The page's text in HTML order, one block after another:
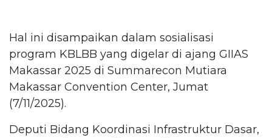
Hal ini disampaikan dalam sosialisasi
program KBLBB yang digelar di ajang GIIAS
Makassar 2025 di Summarecon Mutiara
Makassar Convention Center, Jumat
(7/11/2025).
Deputi Bidang Koordinasi Infrastruktur Dasar,